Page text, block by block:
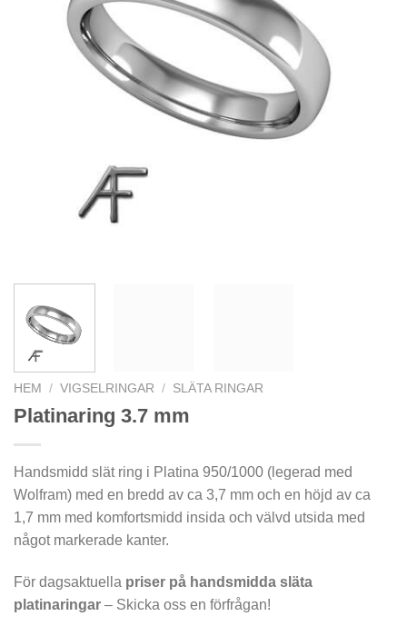
HEM / VIGSELRINGAR / SLÄTA RINGAR
Platinaring 3.7 mm
Handsmidd slät ring i Platina 950/1000 (legerad med
Wolfram) med en bredd av ca 3,7 mm och en höjd av ca
1,7 mm med komfortsmidd insida och välvd utsida med
något markerade kanter.
För dagsaktuella priser på handsmidda släta
platinaringar – Skicka oss en förfrågan!